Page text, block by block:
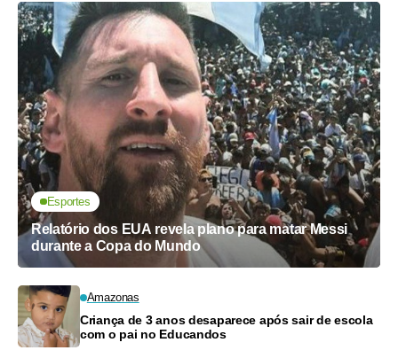
Esportes
Relatório dos EUA revela plano para matar Messi
durante a Copa do Mundo
Amazonas
Criança de 3 anos desaparece após sair de escola
com o pai no Educandos